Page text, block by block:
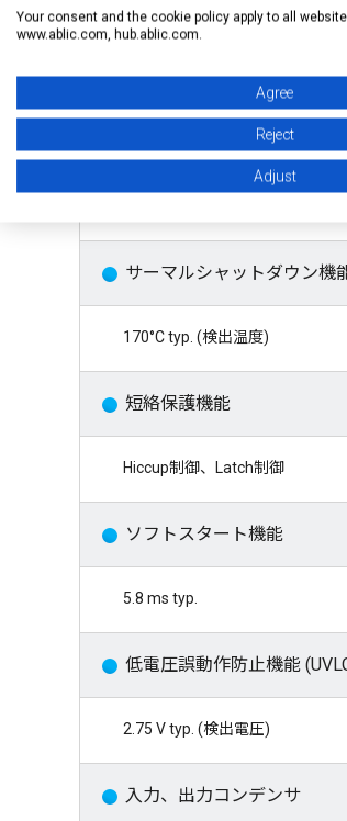
発振周波数
2.2 MHz typ., 400 kHz typ.
サーマルシャットダウン機
170°C typ. (検出温度)
短絡保護機能
Hiccup制御、Latch制御
ソフトスタート機能
5.8 ms typ.
低電圧誤動作防止機能
2.75 V typ. (検出電圧)
入力、出力コンデンサ
Your consent and the cookie policy apply to all
www.ablic.com, hub.ablic.com.
Agree
Reject
Adjust